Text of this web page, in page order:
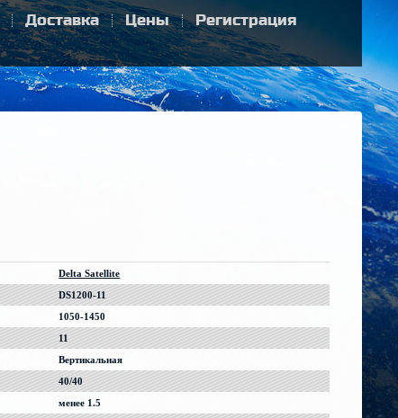
Доставка Цены Регистрация
Delta Satellite
DS1200-11
1050-1450
11
Вертикальная
40/40
менее 1.5